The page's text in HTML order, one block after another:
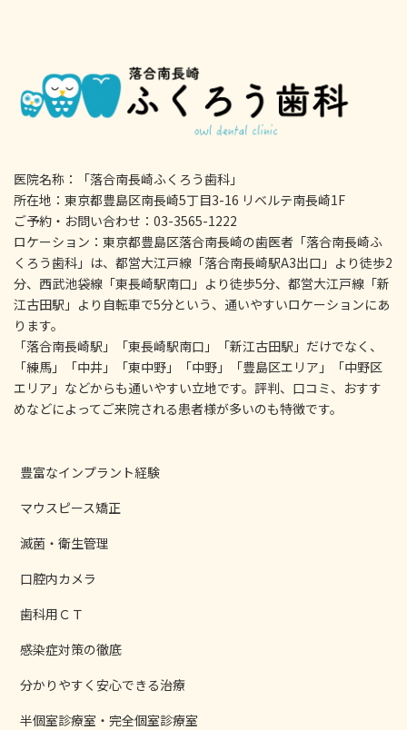
医院名称：「落合南長崎ふくろう歯科」
所在地：東京都豊島区南長崎5丁目3-16 リベルテ南長崎1F
ご予約・お問い合わせ：03-3565-1222
ロケーション：東京都豊島区落合南長崎の歯医者「落合南長崎ふ
くろう歯科」は、都営大江戸線「落合南長崎駅A3出口」より徒歩2
分、西武池袋線「東長崎駅南口」より徒歩5分、都営大江戸線「新
江古田駅」より自転車で5分という、通いやすいロケーションにあ
ります。
「落合南長崎駅」「東長崎駅南口」「新江古田駅」だけでなく、
「練馬」「中井」「東中野」「中野」「豊島区エリア」「中野区
エリア」などからも通いやすい立地です。評判、口コミ、おすす
めなどによってご来院される患者様が多いのも特徴です。
豊富なインプラント経験
マウスピース矯正
滅菌・衛生管理
口腔内カメラ
歯科用ＣＴ
感染症対策の徹底
分かりやすく安心できる治療
半個室診療室・完全個室診療室